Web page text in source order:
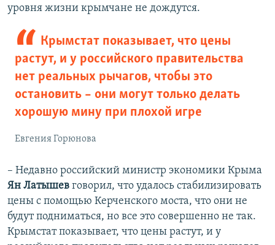
уровня жизни крымчане не дождутся.
Крымстат показывает, что цены
растут, и у российского правительства
нет реальных рычагов, чтобы это
остановить – они могут только делать
хорошую мину при плохой игре
Евгения Горюнова
– Недавно российский министр экономики Крыма
Ян Латышев говорил, что удалось стабилизировать
цены с помощью Керченского моста, что они не
будут подниматься, но все это совершенно не так.
Крымстат показывает, что цены растут, и у